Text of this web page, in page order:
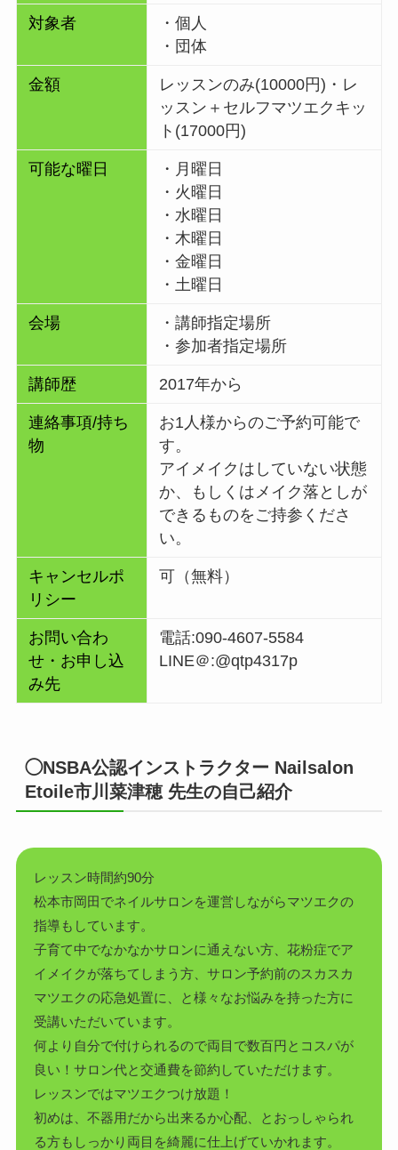
対象者
・個人
・団体
金額
レッスンのみ(10000円)・レ
ッスン＋セルフマツエクキッ
ト(17000円)
可能な曜日
・月曜日
・火曜日
・水曜日
・木曜日
・金曜日
・土曜日
会場
・講師指定場所
・参加者指定場所
講師歴 2017年から
連絡事項/持ち
物
お1人様からのご予約可能で
す。
アイメイクはしていない状態
か、もしくはメイク落としが
できるものをご持参くださ
い。
キャンセルポ
リシー
可（無料）
お問い合わ
せ・お申し込
み先
電話:090-4607-5584
LINE＠:@qtp4317p
◯NSBA公認インストラクター Nailsalon
Etoile市川菜津穂 先生の自己紹介
レッスン時間約90分
松本市岡田でネイルサロンを運営しながらマツエクの
指導もしています。
子育て中でなかなかサロンに通えない方、花粉症でア
イメイクが落ちてしまう方、サロン予約前のスカスカ
マツエクの応急処置に、と様々なお悩みを持った方に
受講いただいています。
何より自分で付けられるので両目で数百円とコスパが
良い！サロン代と交通費を節約していただけます。
レッスンではマツエクつけ放題！
初めは、不器用だから出来るか心配、とおっしゃられ
る方もしっかり両目を綺麗に仕上げていかれます。